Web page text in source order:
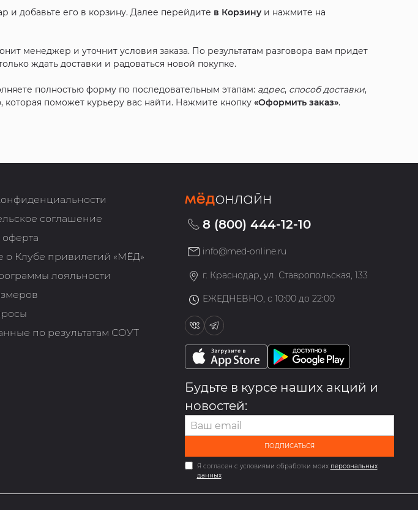
и добавьте его в корзину. Далее перейдите в Корзину и нажмите на
менеджер и уточнит условия заказа. По результатам разговора вам придет
ждать доставки и радоваться новой покупке.
полностью форму по последовательным этапам: адрес, способ доставки,
поможет курьеру вас найти. Нажмите кнопку«Оформить заказ».
соглашение
о Клубе привилегий «МЁД»
лояльности
по результатам СОУТ
8 (800) 444-12-10
info@med-online.ru
г. Краснодар, ул. Ставропольская, 133
ЕЖЕДНЕВНО, с 10:00 до 22:00
Будьте в курсе наших акций и
новостей:
ПОДПИСАТЬСЯ
Я согласен с условиями обработки моих персональных
данных